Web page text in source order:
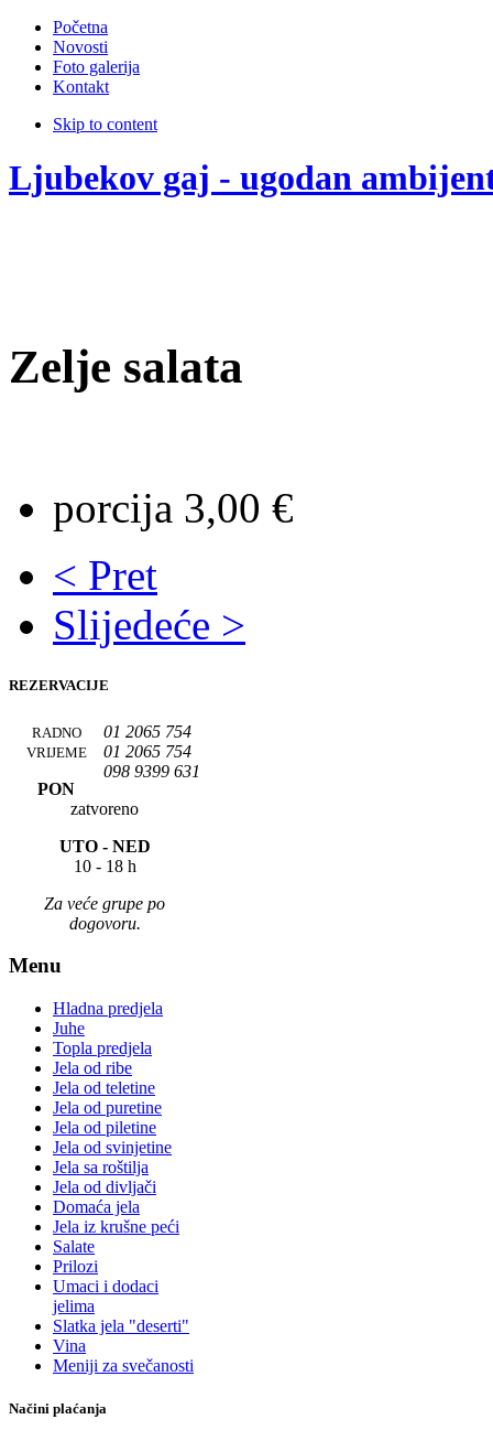
Početna
Novosti
Foto galerija
Kontakt
Skip to content
Ljubekov gaj - ugodan
Zelje salata
porcija 3,00 €
< Pret
Slijedeće >
REZERVACIJE
01 2065 754
01 2065 754
098 9399 631
RADNO
VRIJEME
PON
zatvoreno
UTO - NED
10 - 18 h
Za veće grupe po
dogovoru.
Menu
Hladna predjela
Juhe
Topla predjela
Jela od ribe
Jela od teletine
Jela od puretine
Jela od piletine
Jela od svinjetine
Jela sa roštilja
Jela od divljači
Domaća jela
Jela iz krušne peći
Salate
Prilozi
Umaci i dodaci
jelima
Slatka jela "deserti"
Vina
Meniji za svečanosti
Načini plaćanja